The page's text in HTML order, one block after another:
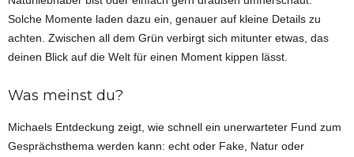
Solche Momente laden dazu ein, genauer auf kleine Details zu
achten. Zwischen all dem Grün verbirgt sich mitunter etwas, das
deinen Blick auf die Welt für einen Moment kippen lässt.
Was meinst du?
Michaels Entdeckung zeigt, wie schnell ein unerwarteter Fund zum
Gesprächsthema werden kann: echt oder Fake, Natur oder